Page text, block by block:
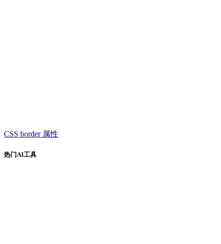
CSS border 属性
热门AI工具